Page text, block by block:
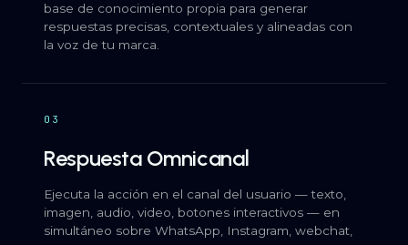
base de conocimiento propia para generar
respuestas precisas, contextuales y alineadas con
la voz de tu marca.
03
Respuesta Omnicanal
Ejecuta la acción en el canal del usuario — texto,
imagen, audio, video, botones interactivos — en
simultáneo sobre WhatsApp, Instagram, webchat,